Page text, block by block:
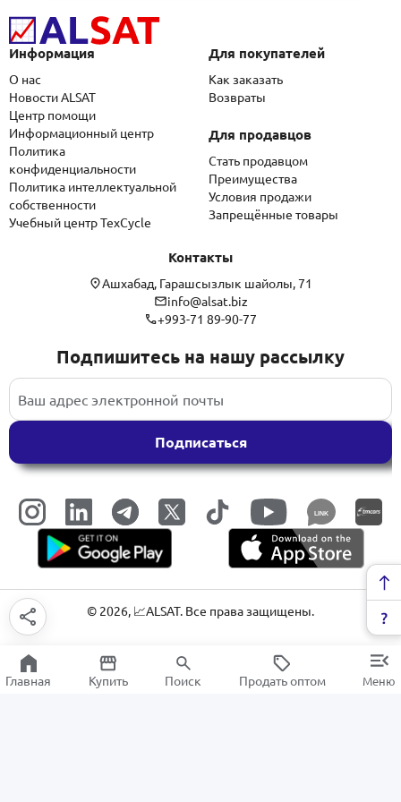
Информация
О нас
Новости ALSAT
Центр помощи
Информационный центр
Политика
конфиденциальности
Политика интеллектуальной
собственности
Учебный центр TexCycle
Для покупателей
Как заказать
Возвраты
Для продавцов
Стать продавцом
Преимущества
Условия продажи
Запрещённые товары
Контакты
Ашхабад, Гарашсызлык шайолы, 71
info@alsat.biz
+993-71 89-90-77
Подпишитесь на нашу рассылку
Подписаться
LINK
© 2026, 📈ALSAT. Все права защищены.
Главная Купить Поиск Продать оптом Меню